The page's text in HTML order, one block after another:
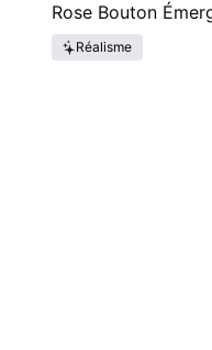
Rose Bouton
Réalisme